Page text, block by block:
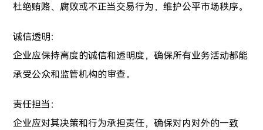
杜绝贿赂、腐败或不正当交易行为，维护公平市场秩序。
诚信透明：
企业应保持高度的诚信和透明度，确保所有业务活动都能
承受公众和监管机构的审查。
责任担当：
企业应对其决策和行为承担责任，确保对内对外的一致